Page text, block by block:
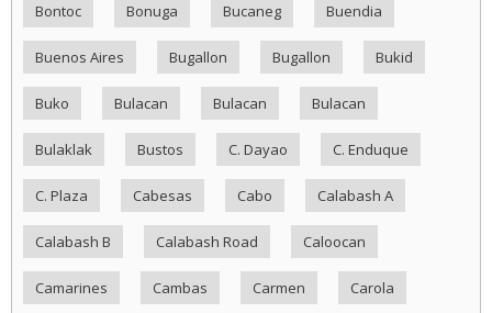
Bontoc Bonuga Bucaneg Buendia
Buenos Aires Bugallon Bugallon Bukid
Buko Bulacan Bulacan Bulacan
Bulaklak Bustos C. Dayao C. Enduque
C. Plaza Cabesas Cabo Calabash A
Calabash B Calabash Road Caloocan
Camarines Cambas Carmen Carola